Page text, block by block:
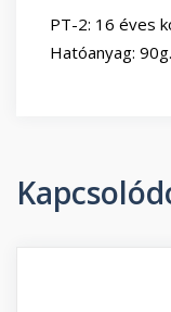
PT-2: 16 éves
Hatóanyag: 90g.